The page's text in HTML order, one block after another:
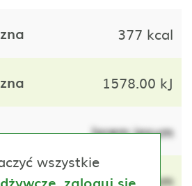
377 kcal
1578.00 kJ
lorem ipsum
lorem ipsum
wszystkie